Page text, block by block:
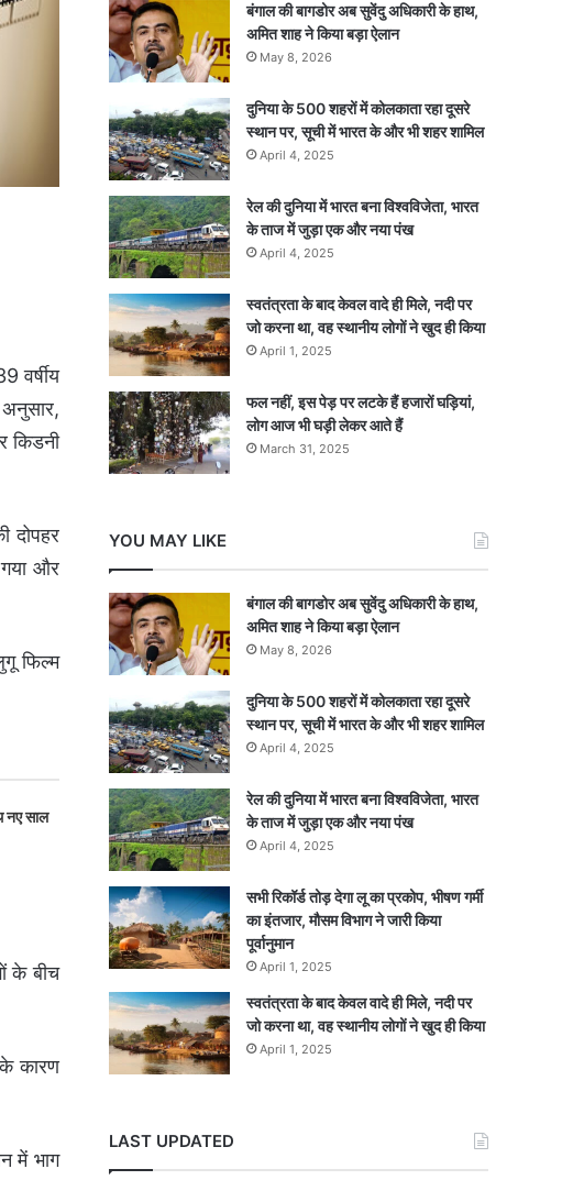
वर्षीय
किडनी
दोपहर
और
फिल्म
नए साल
के बीच
कारण
में भाग
बंगाल की बागडोर अब सुवेंदु अधिकारी के हाथ,
अमित शाह ने किया बड़ा ऐलान
May 8, 2026
दुनिया के 500 शहरों में कोलकाता रहा दूसरे
स्थान पर, सूची में भारत के और भी शहर शामिल
April 4, 2025
रेल की दुनिया में भारत बना विश्वविजेता, भारत
के ताज में जुड़ा एक और नया पंख
April 4, 2025
स्वतंत्रता के बाद केवल वादे ही मिले, नदी पर
जो करना था, वह स्थानीय लोगों ने खुद ही किया
April 1, 2025
फल नहीं, इस पेड़ पर लटके हैं हजारों घड़ियां,
लोग आज भी घड़ी लेकर आते हैं
March 31, 2025
YOU MAY LIKE
बंगाल की बागडोर अब सुवेंदु अधिकारी के हाथ,
अमित शाह ने किया बड़ा ऐलान
May 8, 2026
दुनिया के 500 शहरों में कोलकाता रहा दूसरे
स्थान पर, सूची में भारत के और भी शहर शामिल
April 4, 2025
रेल की दुनिया में भारत बना विश्वविजेता, भारत
के ताज में जुड़ा एक और नया पंख
April 4, 2025
सभी रिकॉर्ड तोड़ देगा लू का प्रकोप, भीषण गर्मी
का इंतजार, मौसम विभाग ने जारी किया
पूर्वानुमान
April 1, 2025
स्वतंत्रता के बाद केवल वादे ही मिले, नदी पर
जो करना था, वह स्थानीय लोगों ने खुद ही किया
April 1, 2025
LAST UPDATED